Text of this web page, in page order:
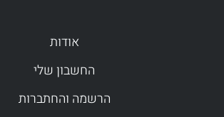
אודות
החשבון שלי
הרשמה והחתברות